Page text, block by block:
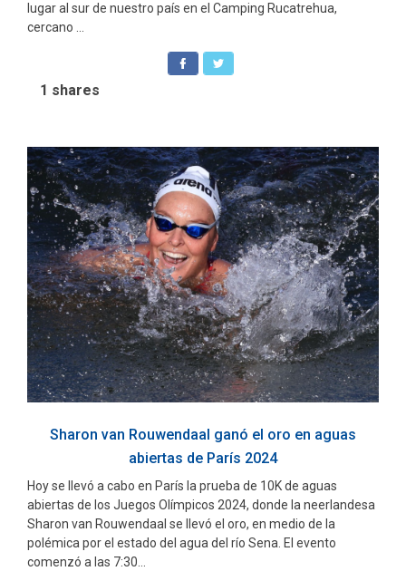
lugar al sur de nuestro país en el Camping Rucatrehua,
cercano ...
1 shares
Sharon van Rouwendaal ganó el oro en aguas
abiertas de París 2024
Hoy se llevó a cabo en París la prueba de 10K de aguas
abiertas de los Juegos Olímpicos 2024, donde la neerlandesa
Sharon van Rouwendaal se llevó el oro, en medio de la
polémica por el estado del agua del río Sena. El evento
comenzó a las 7:30...